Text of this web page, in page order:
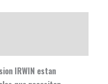
IRWIN estan